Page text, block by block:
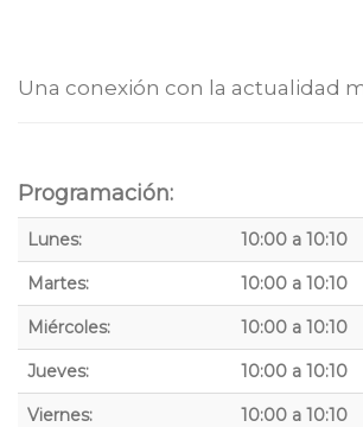
Una conexión con la actualidad
Programación:
Lunes: 10:00 a 10:10
Martes: 10:00 a 10:10
Miércoles: 10:00 a 10:10
Jueves: 10:00 a 10:10
Viernes: 10:00 a 10:10